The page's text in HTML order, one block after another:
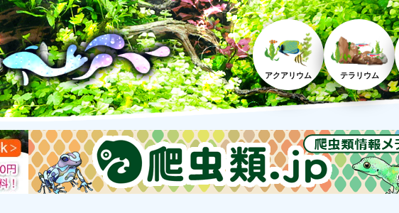
アクアリウム テラリウム